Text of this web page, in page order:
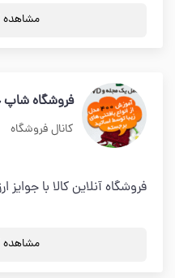
مشاهده
فروشگاه
کانال فروشگاه
فروشگاه آنلاین کالا با جوایز
مشاهده